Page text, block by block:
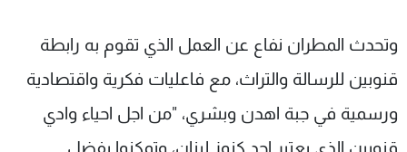
وتحدث المطران نفاع عن العمل الذي تقوم به رابطة
قنوبين للرسالة والتراث، مع فاعليات فكرية واقتصادية
ورسمية في جبة اهدن وبشري، "من اجل احياء وادي